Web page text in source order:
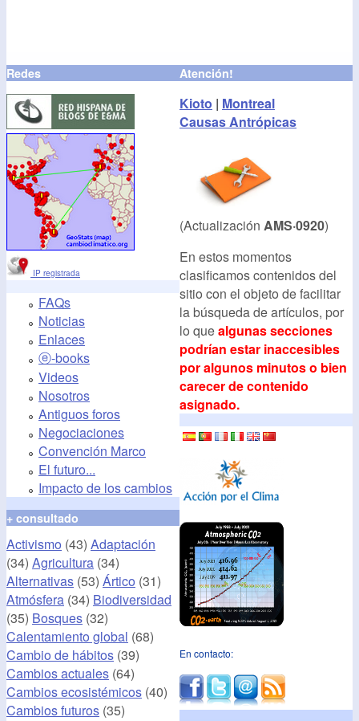
Redes
IP registrada
FAQs
Noticias
Enlaces
ⓔ-books
Videos
Nosotros
Antiguos foros
Negociaciones
Convención Marco
El futuro...
Impacto de los cambios
+ consultado
Activismo (43) Adaptación
(34) Agricultura (34)
Alternativas (53) Ártico (31)
Atmósfera (34) Biodiversidad
(35) Bosques (32)
Calentamiento global (68)
Cambio de hábitos (39)
Cambios actuales (64)
Cambios ecosistémicos (40)
Cambios futuros (35)
Atención!
Kioto | Montreal
Causas Antrópicas
(Actualización AMS·0920)
En estos momentos
clasificamos contenidos del
sitio con el objeto de facilitar
la búsqueda de artículos, por
lo quealgunas secciones
podrían estar inaccesibles
por algunos minutos o bien
carecer de contenido
asignado.
En contacto: